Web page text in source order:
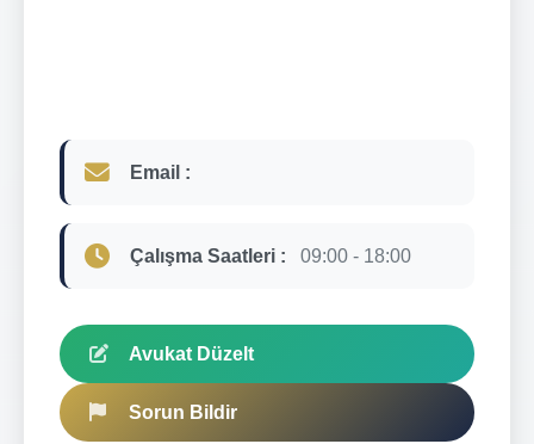
Email :
Çalışma Saatleri : 09:00 - 18:00
Avukat Düzelt
Sorun Bildir